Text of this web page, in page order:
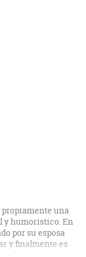
propiamente una
y humorístico. En
por su esposa
y finalmente es